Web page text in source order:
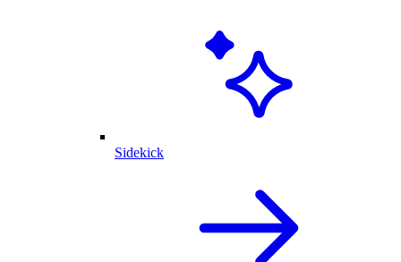
Sidekick